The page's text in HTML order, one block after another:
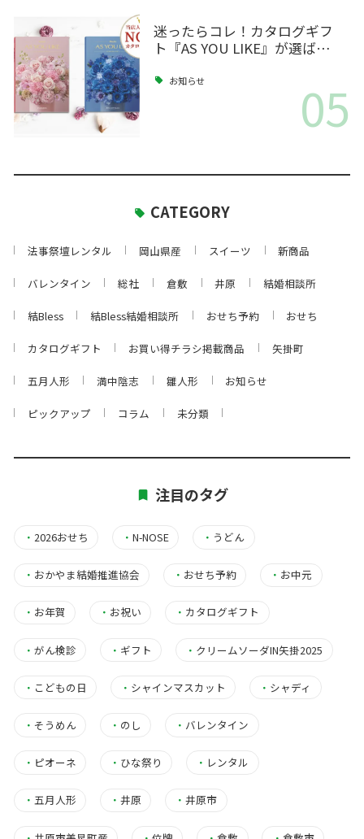
迷ったらコレ！カタログギフ
ト『AS YOU LIKE』が選ば…
お知らせ 05
CATEGORY
法事祭壇レンタル 岡山県産 スイーツ 新商品
バレンタイン 総社 倉敷 井原 結婚相談所
結Bless 結Bless結婚相談所 おせち予約 おせち
カタログギフト お買い得チラシ掲載商品 矢掛町
五月人形 満中陰志 雛人形 お知らせ
ピックアップ コラム 未分類
注目のタグ
・ 2026おせち ・N-NOSE ・ うどん
・ おかやま結婚推進協会 ・ おせち予約 ・ お中元
・ お年賀 ・ お祝い ・ カタログギフト
・ がん検診 ・ ギフト ・ クリームソーダIN矢掛2025
・ こどもの日 ・ シャインマスカット ・ シャディ
・ そうめん ・ のし ・ バレンタイン
・ ピオーネ ・ ひな祭り ・ レンタル
・ 五月人形 ・井原 ・井原市